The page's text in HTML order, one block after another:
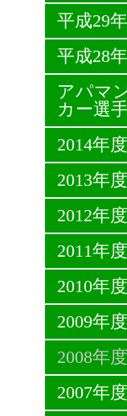
平成29
平成28
アパマ
カー選
2014年
2013年
2012年
2011年
2010年
2009年
2008年
2007年